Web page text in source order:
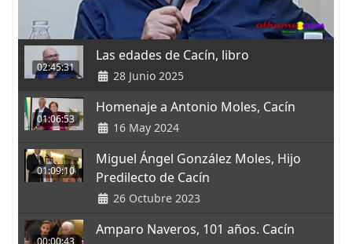
02:45:31
Las edades de Cacín, libro
28 Junio 2025
01:06:53
Homenaje a Antonio Moles, Cacín
16 May 2024
01:09:10
Miguel Ángel González Moles, Hijo
Predilecto de Cacín
26 Octubre 2023
00:00:43
Amparo Naveros, 101 años. Cacín